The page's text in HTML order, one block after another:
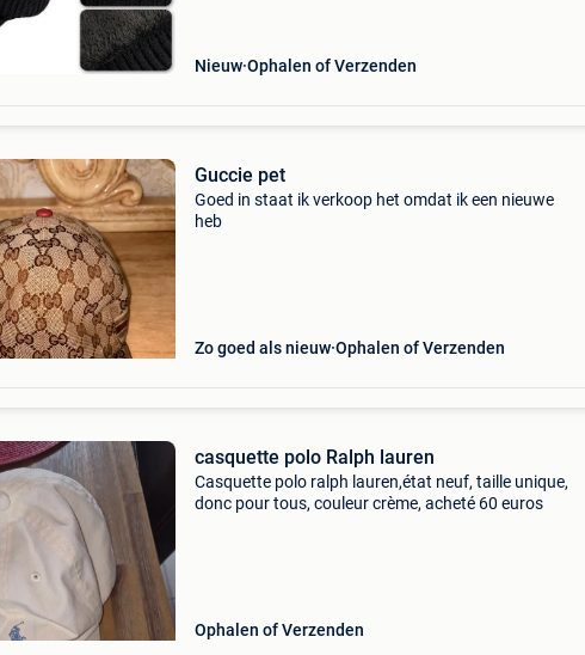
Nieuw Ophalen of Verzenden
Guccie pet
Goed in staat ik verkoop het omdat ik een nieuwe
heb
Zo goed als nieuw Ophalen of Verzenden
casquette polo Ralph lauren
Casquette polo ralph lauren,état neuf, taille unique,
donc pour tous, couleur crème, acheté 60 euros
Ophalen of Verzenden